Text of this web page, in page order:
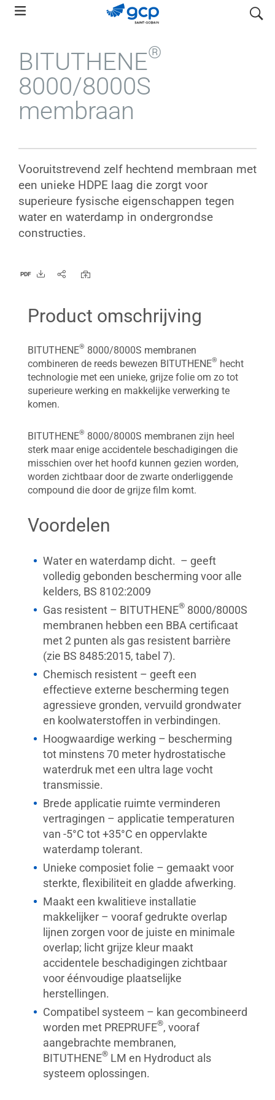
Skip
navigation
search
BITUTHENE®
8000/8000S
membraan
Vooruitstrevend zelf hechtend membraan met
een unieke HDPE laag die zorgt voor
superieure fysische eigenschappen tegen
water en waterdamp in ondergrondse
constructies.
PDF
Product omschrijving
BITUTHENE® 8000/8000S membranen
combineren de reeds bewezen BITUTHENE® hecht
technologie met een unieke, grijze folie om zo tot
superieure werking en makkelijke verwerking te
komen.
BITUTHENE® 8000/8000S membranen zijn heel
sterk maar enige accidentele beschadigingen die
misschien over het hoofd kunnen gezien worden,
worden zichtbaar door de zwarte onderliggende
compound die door de grijze film komt.
Voordelen
Water en waterdamp dicht. – geeft
volledig gebonden bescherming voor alle
kelders, BS 8102:2009
Gas resistent – BITUTHENE® 8000/8000S
membranen hebben een BBA certificaat
met 2 punten als gas resistent barrière
(zie BS 8485:2015, tabel 7).
Chemisch resistent – geeft een
effectieve externe bescherming tegen
agressieve gronden, vervuild grondwater
en koolwaterstoffen in verbindingen.
Hoogwaardige werking – bescherming
tot minstens 70 meter hydrostatische
waterdruk met een ultra lage vocht
transmissie.
Brede applicatie ruimte verminderen
vertragingen – applicatie temperaturen
van -5°C tot +35°C en oppervlakte
waterdamp tolerant.
Unieke composiet folie – gemaakt voor
sterkte, flexibiliteit en gladde afwerking.
Maakt een kwalitieve installatie
makkelijker – vooraf gedrukte overlap
lijnen zorgen voor de juiste en minimale
overlap; licht grijze kleur maakt
accidentele beschadigingen zichtbaar
voor éénvoudige plaatselijke
herstellingen.
Compatibel systeem – kan gecombineerd
worden met PREPRUFE®, vooraf
aangebrachte membranen,
BITUTHENE® LM en Hydroduct als
systeem oplossingen.